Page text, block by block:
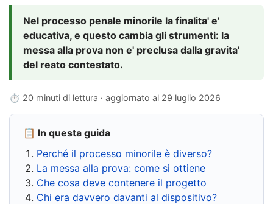
Nel processo penale minorile la finalita' e'
educativa, e questo cambia gli strumenti: la
messa alla prova non e' preclusa dalla gravita'
del reato contestato.
⏱ 20 minuti di lettura · aggiornato al 29 luglio 2026
📋 In questa guida
Perché il processo minorile è diverso?
La messa alla prova: come si ottiene
Che cosa deve contenere il progetto
Chi era davvero davanti al dispositivo?